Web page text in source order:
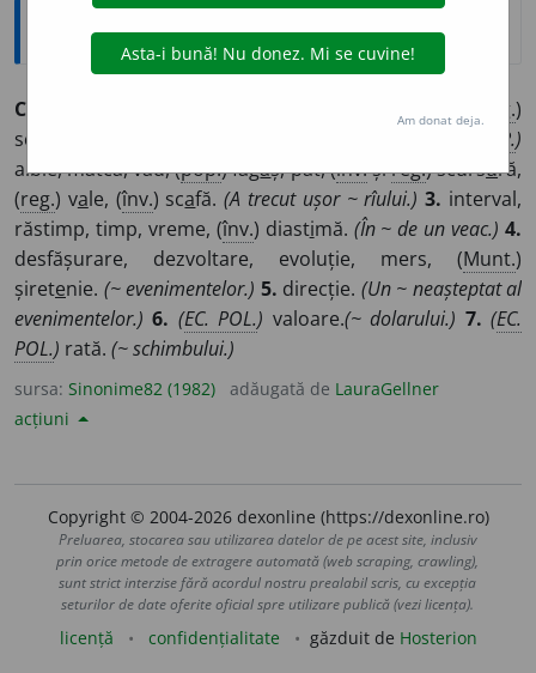
Sinonime
CURS reg.)
scurs, scurso
GEOGR.)
albie, matcă, vad, (pop.) făgaș, pat, (înv.șireg.) scursură,
(reg.) vale, (înv.) scafă.(A trecut ușor ~ rîului.) 3. interval,
răstimp, timp, vreme, (înv.) diastimă. (În ~ de un veac.) 4.
desfășurare, dezvoltare, evoluție, mers, (Munt.)
șiretenie. (~ evenimentelor.) 5. direcție. (Un ~ neașteptat al
evenimentelor.) 6. (EC. POL.) valoare.(~ dolarului.) 7. (EC.
POL.) rată. (~ schimbului.)
sursa: Sinonime82 (1982) adăugată de LauraGellner
acțiuni
Copyright © 2004-2026 dexonline (https://dexonline.ro)
Preluarea, stocarea sau utilizarea datelor de pe acest site, inclusiv
prin orice metode de extragere automată (web scraping, crawling),
sunt strict interzise fără acordul nostru prealabil scris, cu excepția
seturilor de date oferite oficial spre utilizare publică (vezi licența).
licență confidențialitate găzduit de Hosterion
Am donat deja.